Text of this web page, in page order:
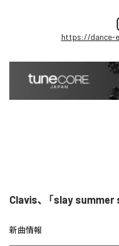
https://dance-
Clavis、「slay
新曲情報